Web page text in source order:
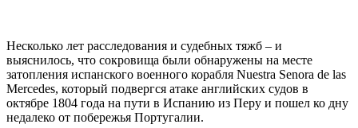
Несколько лет расследования и судебных тяжб – и
выяснилось, что сокровища были обнаружены на месте
затопления испанского военного корабля Nuestra Senora de las
Mercedes, который подвергся атаке английских судов в
октябре 1804 года на пути в Испанию из Перу и пошел ко дну
недалеко от побережья Португалии.